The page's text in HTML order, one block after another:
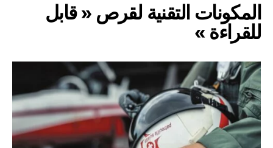
المكونات التقنية لقرص « قابل
للقراءة »